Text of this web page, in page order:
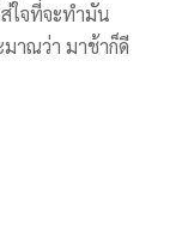
ใจที่จะทำมัน
มาณว่า มาช้าก็ดี